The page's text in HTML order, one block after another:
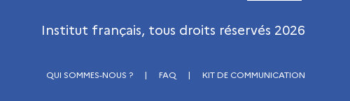
Institut français, tous droits réservés 2026
QUI SOMMES-NOUS ? | FAQ | KIT DE COMMUNICATION